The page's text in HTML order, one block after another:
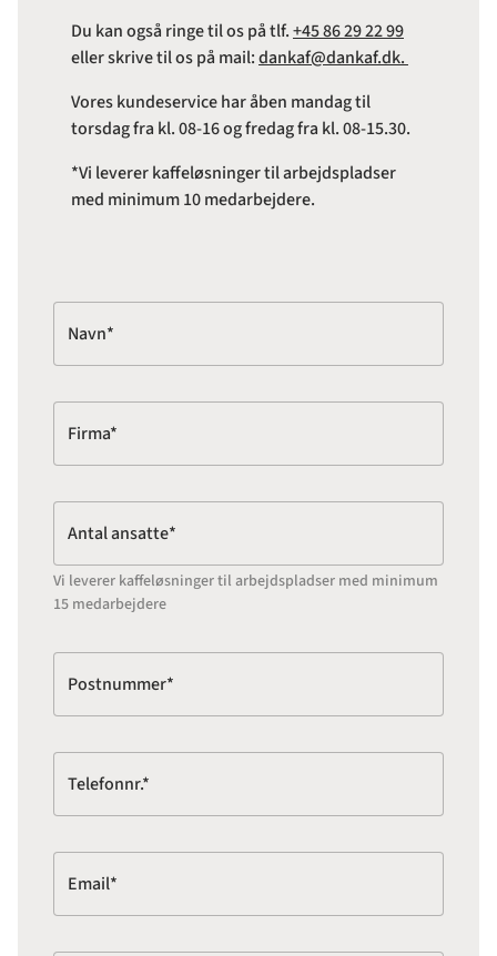
Du kan også ringe til os på tlf.+45 86 29 22 99
eller skrive til os på mail:dankaf@dankaf.dk.
Vores kundeservice har åben mandag til
torsdag fra kl. 08-16 og fredag fra kl. 08-15.30.
*Vi leverer kaffeløsninger til arbejdspladser
med minimum 10 medarbejdere.
Navn*
Firma*
Antal ansatte*
Vi leverer kaffeløsninger til arbejdspladser med minimum
15 medarbejdere
Postnummer*
Telefonnr.*
Email*